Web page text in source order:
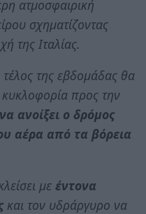
ατμοσφαιρική
σχηματίζοντας
της Ιταλίας.
της εβδομάδας θα
κυκλοφορία προς την
να ανοίξει ο δρόμος
αέρα από τα βόρεια
με έντονα
και τον υδράργυρο να